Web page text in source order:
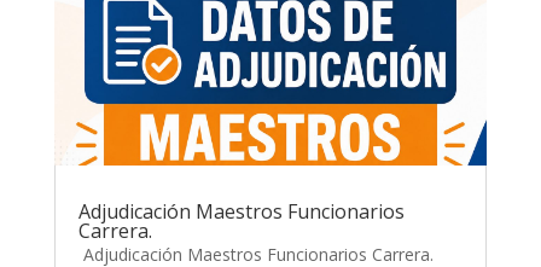
Adjudicación Maestros Funcionarios
Carrera.
Adjudicación Maestros Funcionarios Carrera.